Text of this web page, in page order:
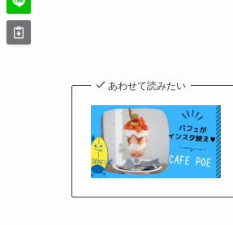
あわせて読みたい